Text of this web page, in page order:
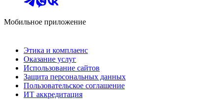
Мобильное приложение
Этика и комплаенс
Оказание услуг
Использование сайтов
Защита персональных данных
Пользовательское соглашение
ИТ аккредитация